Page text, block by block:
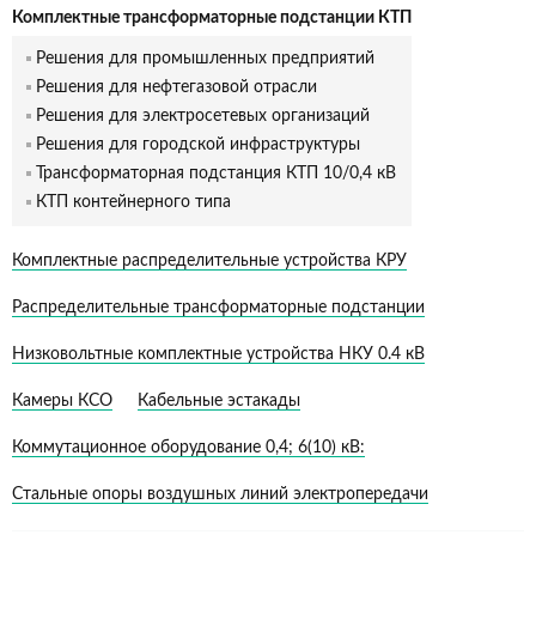
Комплектные трансформаторные подстанции КТП
Решения для промышленных предприятий
Решения для нефтегазовой отрасли
Решения для электросетевых организаций
Решения для городской инфраструктуры
Трансформаторная подстанция КТП 10/0,4 кВ
КТП контейнерного типа
Комплектные распределительные устройства КРУ
Распределительные трансформаторные подстанции
Низковольтные комплектные устройства НКУ 0.4 кВ
Камеры КСО Кабельные эстакады
Коммутационное оборудование 0,4; 6(10) кВ:
Стальные опоры воздушных линий электропередачи